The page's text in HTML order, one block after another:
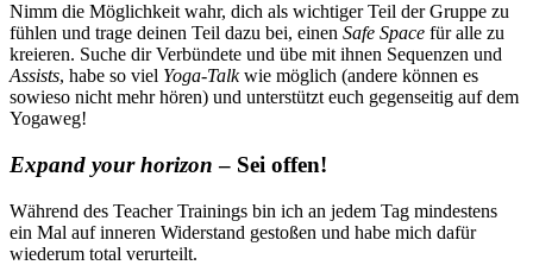
Nimm die Möglichkeit wahr, dich als wichtiger Teil der Gruppe zu
fühlen und trage deinen Teil dazu bei, einen Safe Space für alle zu
kreieren. Suche dir Verbündete und übe mit ihnen Sequenzen und
Assists, habe so viel Yoga-Talkwie möglich (andere können es
sowieso nicht mehr hören) und unterstützt euch gegenseitig auf dem
Yogaweg!
Expand your horizon – Sei offen!
Während des Teacher Trainings bin ich an jedem Tag mindestens
ein Mal auf inneren Widerstand gestoßen und habe mich dafür
wiederum total verurteilt.